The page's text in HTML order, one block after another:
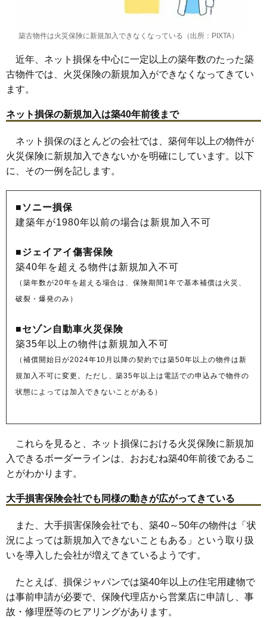
築古物件は火災保険に新規加入できなくなっている（出所：PIXTA）
近年、ネット損保を中心に一定以上の築年数のたった築
古物件では、火災保険の新規加入ができなくなってきてい
ます。
ネット損保の新規加入は築40年前後まで
ネット損保のほとんどの会社では、築何年以上の物件が
火災保険に新規加入できないかを明確にしています。以下
に、その一例を記します。
■ソニー損保
建築年が1980年以前の場合は新規加入不可
■ジェイアイ傷害保険
築40年を超える物件は新規加入不可
（築年数が20年を超える場合は、保険期間1年で基本補償は火災、
破裂・爆発のみ）
■セゾン自動車火災保険
築35年以上の物件は新規加入不可
（補償開始日が2024年10月以降の契約では築50年以上の物件は新
規加入不可に変更。ただし、築35年以上は電話での申込みで物件の
状態によっては加入できないことがある）
これらを見ると、ネット損保における火災保険に新規加
入できるボーダーラインは、おおむね築40年前後であるこ
とがわかります。
大手損害保険会社でも同様の動きが広がってきている
また、大手損害保険会社でも、築40～50年の物件は「状
況によっては新規加入できないこともある」という取り扱
いを導入した会社が増えてきているようです。
たとえば、損保ジャパンでは築40年以上の住宅用建物で
は事前申請が必要で、保険代理店から営業店に申請し、事
故・修理歴等のヒアリングがあります。